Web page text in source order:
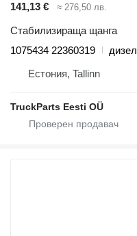
141,13 € ≈ 276,50 лв.
Стабилизираща щанга
1075434 22360319
дизел
Естония, Tallinn
TruckParts Eesti OÜ